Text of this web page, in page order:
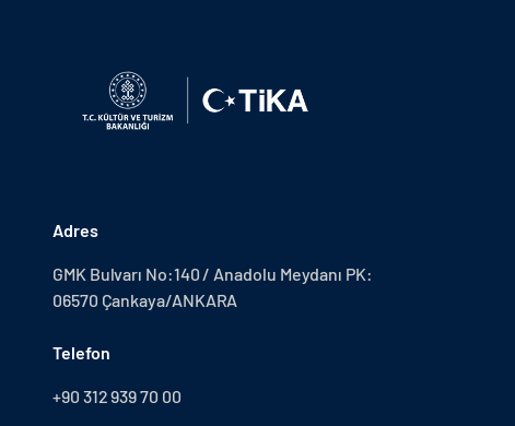
Adres
GMK Bulvarı No:140 / Anadolu Meydanı PK:
06570 Çankaya/ANKARA
Telefon
+90 312 939 70 00